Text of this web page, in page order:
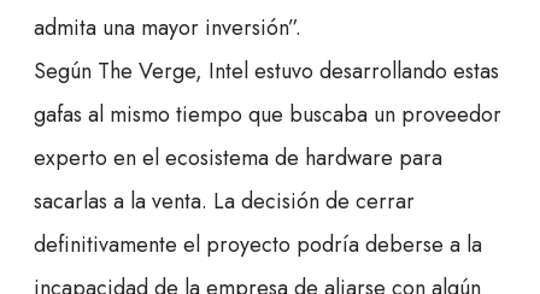
admita una mayor inversión”.
Según The Verge, Intel estuvo desarrollando estas
gafas al mismo tiempo que buscaba un proveedor
experto en el ecosistema de hardware para
sacarlas a la venta. La decisión de cerrar
definitivamente el proyecto podría deberse a la